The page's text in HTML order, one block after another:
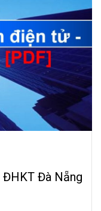
Đà Nẵng